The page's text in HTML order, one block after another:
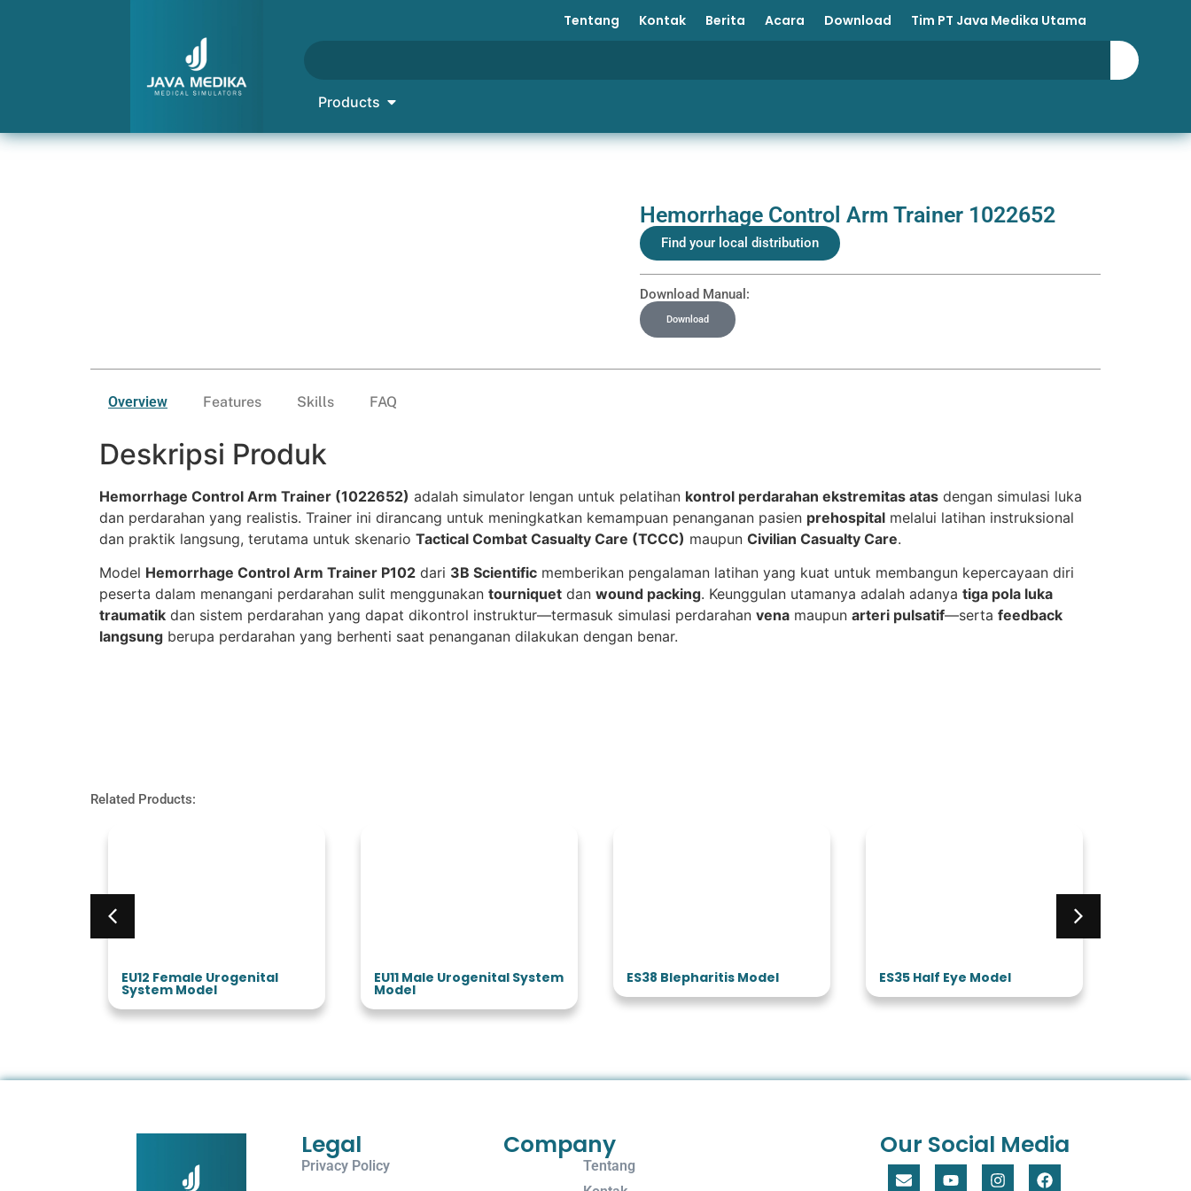
Tentang Kontak Berita Acara Download Tim PT Java Medika Utama
Products
Hemorrhage Control Arm Trainer 1022652
Find your local distribution
Download Manual:
Download
Overview Features Skills FAQ
Deskripsi Produk
Hemorrhage Control Arm Trainer (1022652) adalah simulator lengan untuk pelatihan kontrol perdarahan ekstremitas atas dengan simulasi luka
dan perdarahan yang realistis. Trainer ini dirancang untuk meningkatkan kemampuan penanganan pasien prehospital melalui latihan instruksional
dan praktik langsung, terutama untuk skenario Tactical Combat Casualty Care (TCCC) maupun Civilian Casualty Care.
Model Hemorrhage Control Arm Trainer P102 dari 3B Scientific memberikan pengalaman latihan yang kuat untuk membangun kepercayaan diri
peserta dalam menangani perdarahan sulit menggunakan tourniquet dan wound packing. Keunggulan utamanya adalah adanya tiga pola luka
traumatik dan sistem perdarahan yang dapat dikontrol instruktur—termasuk simulasi perdarahan vena maupun arteri pulsatif—serta feedback
langsung berupa perdarahan yang berhenti saat penanganan dilakukan dengan benar.
Related Products:
EU12 Female Urogenital
System Model
EU11 Male Urogenital System
Model
ES38 Blepharitis Model ES35 Half Eye Model
Legal
Privacy Policy
Tentang
Company Our Social Media